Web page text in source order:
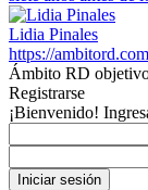
Lidia Pinales
https://
Ámbito RD
Registrarse
¡Bienvenido!